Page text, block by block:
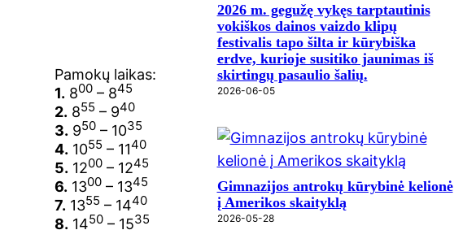
Pamokų laikas:
1. 800 – 845
2. 855 – 940
3. 950 – 1035
4. 1055 – 1140
5. 1200 – 1245
6. 1300 – 1345
7. 1355 – 1440
8. 1450 – 1535
2026 m. gegužę vykęs tarptautinis
vokiškos dainos vaizdo klipų
festivalis tapo šilta ir kūrybiška
erdve, kurioje susitiko jaunimas iš
skirtingų pasaulio šalių.
2026-06-05
Gimnazijos antrokų kūrybinė kelionė
į Amerikos skaityklą
2026-05-28